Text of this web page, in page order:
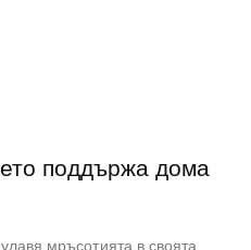
поддържа дома
мръсотията в своята